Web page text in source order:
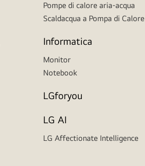
Pompe di calore aria-acqua
Scaldacqua a Pompa di Calore
Informatica
Monitor
Notebook
LGforyou
LG AI
LG Affectionate Intelligence